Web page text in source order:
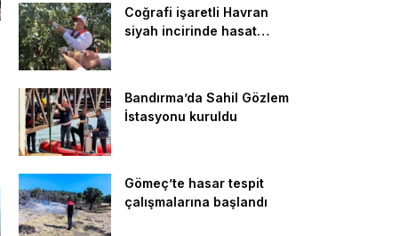
Coğrafi işaretli Havran
siyah incirinde hasat
Bandırma’da Sahil Gözlem
İstasyonu kuruldu
Gömeç’te hasar tespit
çalışmalarına başlandı